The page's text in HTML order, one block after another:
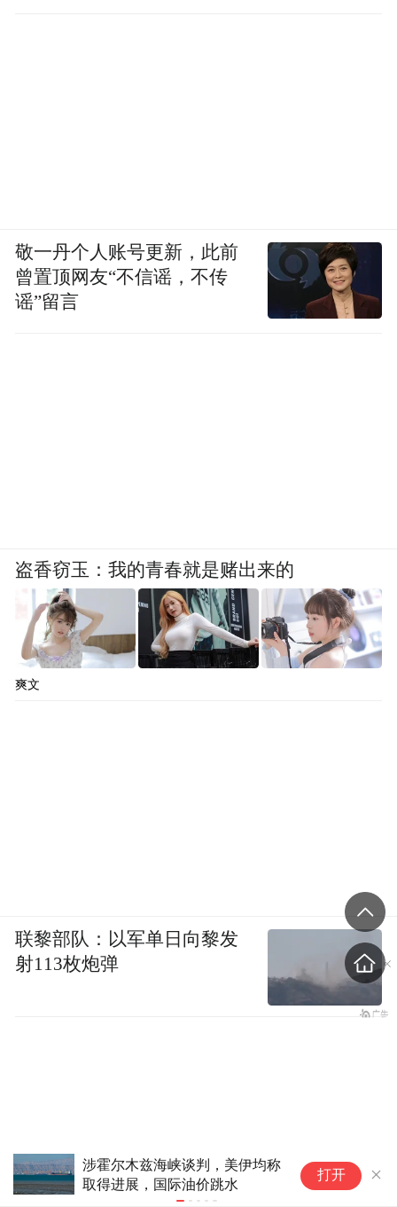
美伊冲突耗尽美国陆军“精确打
击导弹”？白宫回应
打开
敬一丹个人账号更新，此前
曾置顶网友“不信谣，不传
谣”留言
盗香窃玉：我的青春就是赌出来的
爽文
联黎部队：以军单日向黎发
射113枚炮弹